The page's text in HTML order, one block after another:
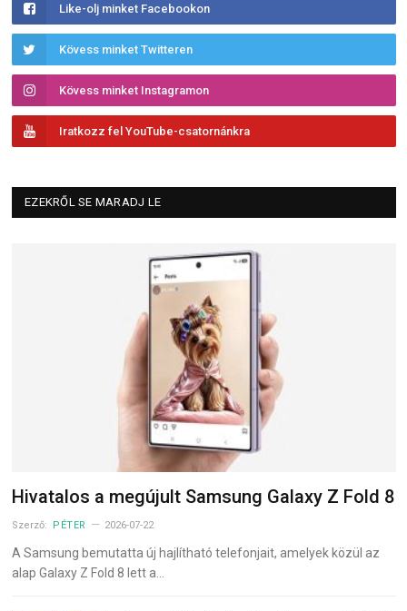
Like-olj minket Facebookon
Kövess minket Twitteren
Kövess minket Instagramon
Iratkozz fel YouTube-csatornánkra
EZEKRŐL SE MARADJ LE
Hivatalos a megújult Samsung Galaxy Z Fold 8
Szerző: PÉTER 2026-07-22
A Samsung bemutatta új hajlítható telefonjait, amelyek közül az
alap Galaxy Z Fold 8 lett a…